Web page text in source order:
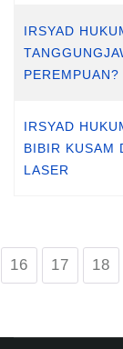
IRSYAD
PEREMPUAN?
IRSYAD
BIBIR KUSAM
LASER
16 17 18